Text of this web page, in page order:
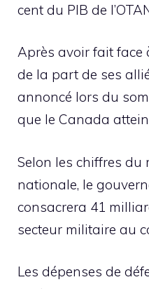
cent du PIB de
Après avoir fait face
de la part de ses
annoncé lors du
que le Canada
Selon les chiffres du
nationale, le
consacrera 41
secteur militaire au
Les dépenses de